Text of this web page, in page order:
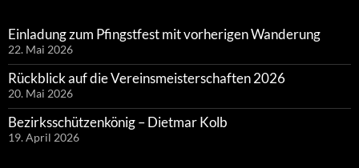
Einladung zum Pfingstfest mit vorherigen Wanderung
22. Mai 2026
Rückblick auf die Vereinsmeisterschaften 2026
20. Mai 2026
Bezirksschützenkönig – Dietmar Kolb
19. April 2026